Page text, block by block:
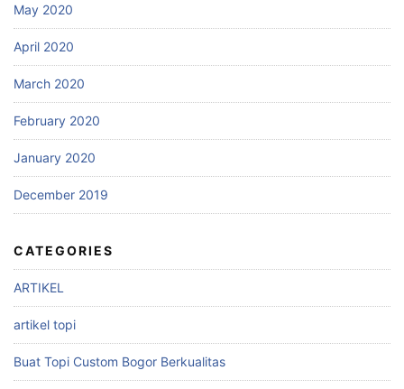
May 2020
April 2020
March 2020
February 2020
January 2020
December 2019
CATEGORIES
ARTIKEL
artikel topi
Buat Topi Custom Bogor Berkualitas